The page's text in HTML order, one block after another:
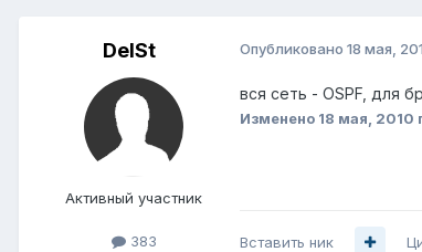
DelSt
Активный участник
383
Опубликовано 18 мая,
вся сеть - OSPF, для
Изменено 18 мая, 2010
Вставить ник